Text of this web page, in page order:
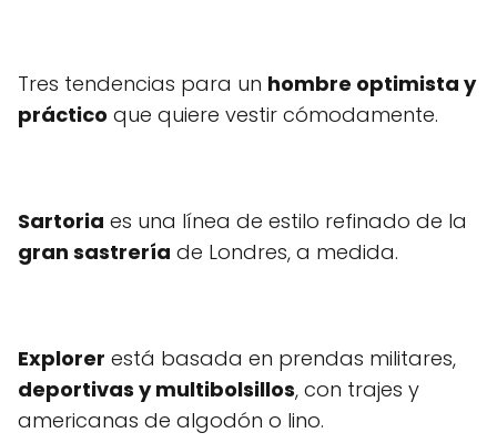
Tres tendencias para un hombre optimista y
práctico que quiere vestir cómodamente.
Sartoria es una línea de estilo refinado de la
gran sastrería de Londres, a medida.
Explorer está basada en prendas militares,
deportivas y multibolsillos, con trajes y
americanas de algodón o lino.